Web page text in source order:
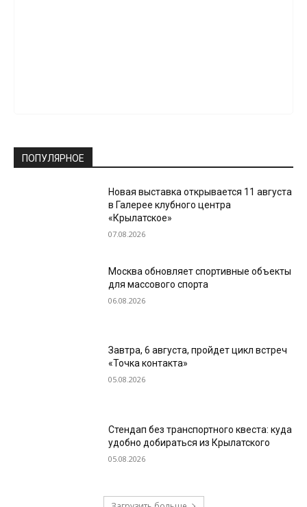
ПОПУЛЯРНОЕ
Новая выставка открывается 11 августа
в Галерее клубного центра
«Крылатское»
07.08.2026
Москва обновляет спортивные объекты
для массового спорта
06.08.2026
Завтра, 6 августа, пройдет цикл встреч
«Точка контакта»
05.08.2026
Стендап без транспортного квеста: куда
удобно добираться из Крылатского
05.08.2026